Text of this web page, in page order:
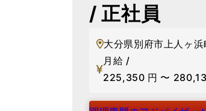
/ 正社員
大分県別府市上人ヶ
月給 /
225,350 円 〜